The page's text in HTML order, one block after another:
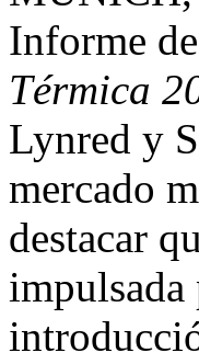
Informe de
Térmica
Lynred y
mercado
destacar